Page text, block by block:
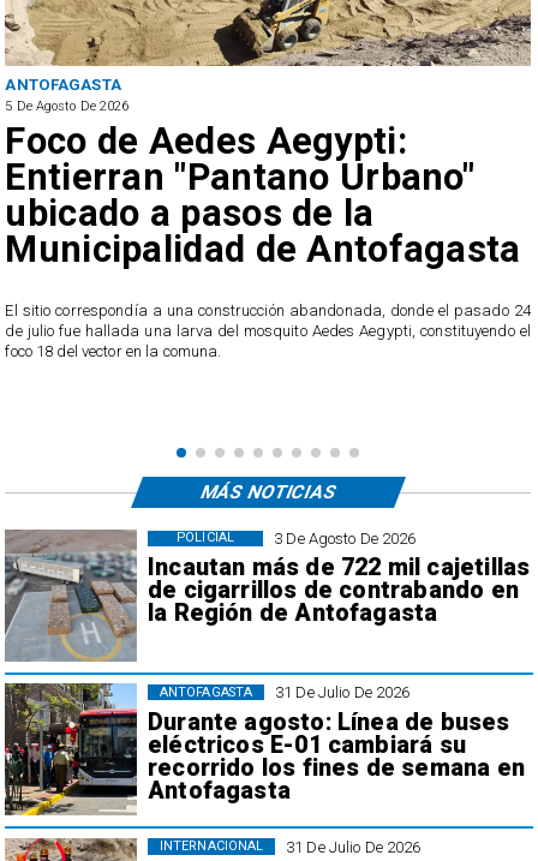
ANTOFAGASTA
5 De Agosto De 2026
Foco de Aedes Aegypti:
Entierran "Pantano Urbano"
ubicado a pasos de la
Municipalidad de Antofagasta
El sitio correspondía a una construcción abandonada, donde el pasado 24
de julio fue hallada una larva del mosquito Aedes Aegypti, constituyendo el
foco 18 del vector en la comuna.
3 De Agosto De 2026
Incautan más de 722 mil cajetillas
de cigarrillos de contrabando en
la Región de Antofagasta
POLICIAL
31 De Julio De 2026
Durante agosto: Línea de buses
eléctricos E-01 cambiará su
recorrido los fines de semana en
Antofagasta
ANTOFAGASTA
31 De Julio De 2026
INTERNACIONAL
MÁS NOTICIAS